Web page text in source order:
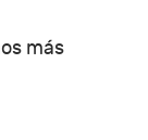
más